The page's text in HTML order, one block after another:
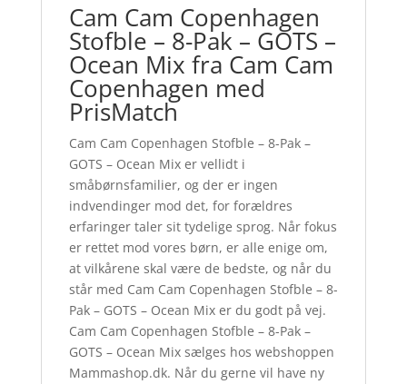
Cam Cam Copenhagen
Stofble – 8-Pak – GOTS –
Ocean Mix fra Cam Cam
Copenhagen med
PrisMatch
Cam Cam Copenhagen Stofble – 8-Pak –
GOTS – Ocean Mix er vellidt i
småbørnsfamilier, og der er ingen
indvendinger mod det, for forældres
erfaringer taler sit tydelige sprog. Når fokus
er rettet mod vores børn, er alle enige om,
at vilkårene skal være de bedste, og når du
står med Cam Cam Copenhagen Stofble – 8-
Pak – GOTS – Ocean Mix er du godt på vej.
Cam Cam Copenhagen Stofble – 8-Pak –
GOTS – Ocean Mix sælges hos webshoppen
Mammashop.dk. Når du gerne vil have ny